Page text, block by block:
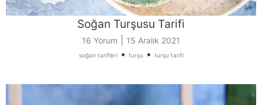
Soğan Turşusu Tarifi
16 Yorum 15 Aralık 2021
soğan tarifleri• turşu • turşu tarifi